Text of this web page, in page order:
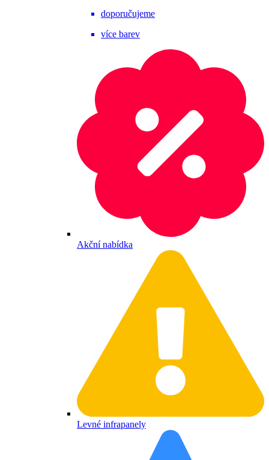
doporučujeme
více barev
Akční nabídka
Levné infrapanely